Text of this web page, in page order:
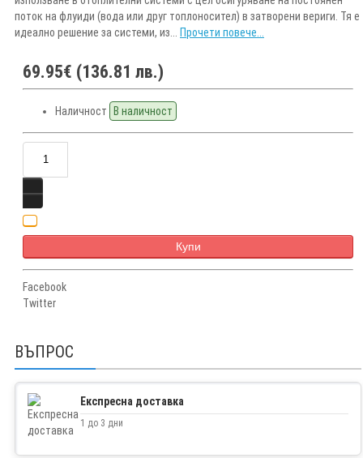
поток на флуиди (вода или друг топлоносител) в затворени вериги. Тя е
идеално решение за системи, из... Прочети повече...
69.95€ (136.81 лв.)
Наличност В наличност
Купи
Facebook
Twitter
ВЪПРОС
Експресна доставка
1 до 3 дни